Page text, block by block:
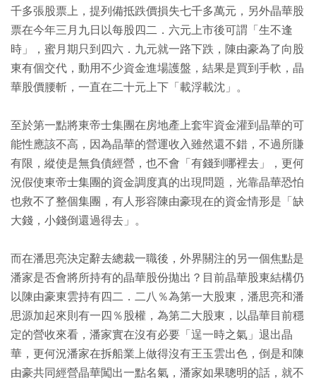
千多張股票上，提列備抵跌價損失七千多萬元，另外晶華股
票在今年三月九日以每股四二．六元上市後可謂「生不逢
時」，蜜月期只到四六．九元就一路下跌，陳由豪為了向股
東有個交代，動用不少資金進場護盤，結果是買到手軟，晶
華股價腰斬，一直在二十元上下「載浮載沈」。
至於第一點將東帝士集團在房地產上套牢資金灌到晶華的可
能性應該不高，因為晶華的營運收入雖然還不錯，不過所賺
有限，縱使是無負債經營，也不會「有錢到哪裡去」，更何
況假使東帝士集團的資金調度真的出現問題，光靠晶華恐怕
也救不了整個集團，有人形容陳由豪現在的資金情形是「缺
大錢，小錢倒還過得去」。
而在潘思亮決定辭去總裁一職後，外界關注的另一個焦點是
潘家是否會將所持有的晶華股份拋出？目前晶華股東結構仍
以陳由豪東雲持有四二．二八％為第一大股東，潘思亮和潘
思源加起來則有一四％股權，為第二大股東，以晶華目前穩
定的營收來看，潘家實在沒有必要「逞一時之氣」退出晶
華，更何況潘家在拆船業上做得沒有王玉雲出色，倒是和陳
由豪共同經營晶華闖出一點名氣，潘家如果聰明的話，就不